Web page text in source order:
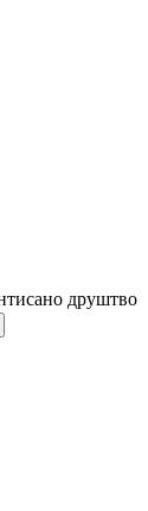
друштво